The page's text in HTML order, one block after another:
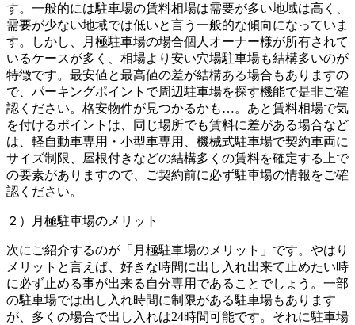
す。一般的には駐車場の賃料相場は需要が多い地域は高く、
需要が少ない地域では低いと言う一般的な傾向になっていま
す。しかし、月極駐車場の場合個人オーナー様が所有されて
いるケースが多く、相場より安い穴場駐車場も結構多いのが
特徴です。最安値と最高値の差が結構ある場合もありますの
で、パーキングポイントで周辺駐車場を探す機能で是非ご確
認ください。格安物件が見つかるかも…。あと賃料相場で気
を付けるポイントは、同じ場所でも賃料に差がある場合など
は、軽自動車専用・小型車専用、機械式駐車場で契約車両に
サイズ制限、屋根付きなどの結構多くの賃料を確定する上で
の要素がありますので、ご契約前に必ず駐車場の情報をご確
認ください。
２）月極駐車場のメリット
次にご紹介するのが「月極駐車場のメリット」です。やはり
メリットと言えば、好きな時間に出し入れ出来て止めたい時
に必ず止める事が出来る自分専用であることでしょう。一部
の駐車場では出し入れ時間に制限がある駐車場もあります
が、多くの場合で出し入れは24時間可能です。それに駐車場